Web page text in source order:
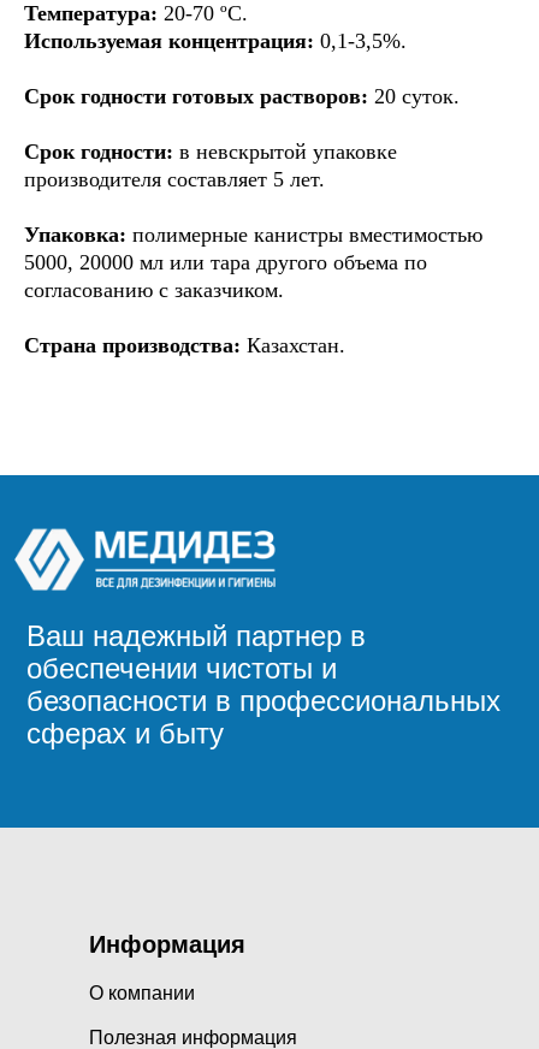
Температура: 20-70 ºС.
Используемая концентрация: 0,1-3,5%.
Срок годности готовых растворов: 20 суток.
Срок годности: в невскрытой упаковке
производителя составляет 5 лет.
Упаковка: полимерные канистры вместимостью
5000, 20000 мл или тара другого объема по
согласованию с заказчиком.
Страна производства: Казахстан.
Ваш надежный партнер в
обеспечении чистоты и
безопасности в профессиональных
сферах и быту
О компании
Информация
Полезная информация